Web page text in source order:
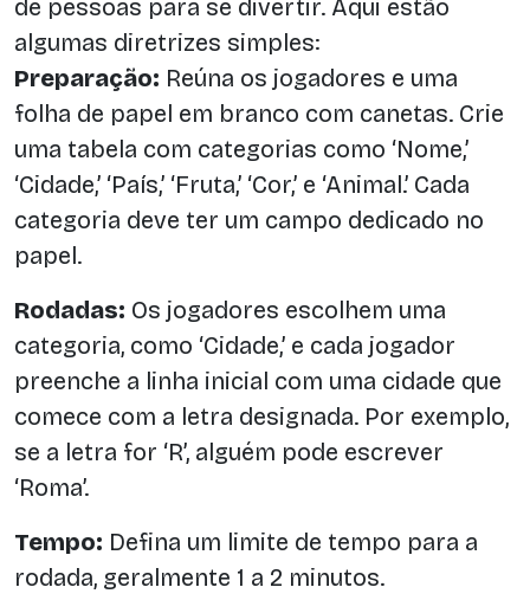
de pessoas para se divertir. Aqui estão
algumas diretrizes simples:
Preparação: Reúna os jogadores e uma
folha de papel em branco com canetas. Crie
uma tabela com categorias como ‘Nome,’
‘Cidade,’ ‘País,’ ‘Fruta,’ ‘Cor,’ e ‘Animal.’ Cada
categoria deve ter um campo dedicado no
papel.
Rodadas: Os jogadores escolhem uma
categoria, como ‘Cidade,’ e cada jogador
preenche a linha inicial com uma cidade que
comece com a letra designada. Por exemplo,
se a letra for ‘R’, alguém pode escrever
‘Roma’.
Tempo: Defina um limite de tempo para a
rodada, geralmente 1 a 2 minutos.